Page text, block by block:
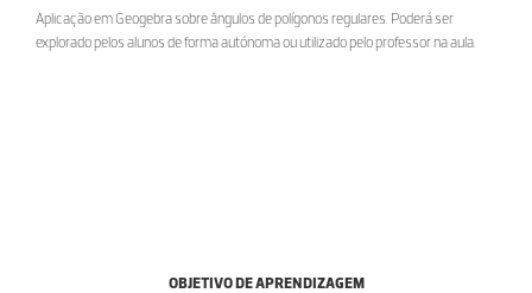
Aplicação em Geogebra sobre ângulos de polígonos regulares. Poderá ser
explorado pelos alunos de forma autónoma ou utilizado pelo professor na aula.
OBJETIVO DE APRENDIZAGEM